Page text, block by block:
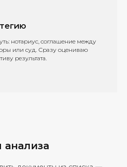
нотариус, соглашение между
или суд. Сразу оцениваю
результата.